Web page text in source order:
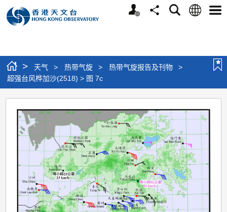
个
分
搜
语
选
> 天气 > 热带气旋 > 热带气旋报告及刊物
>
超强台风桦加沙(2518) > 图 7c
超
强
台
风
桦
加
沙